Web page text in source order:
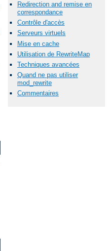
Redirection and remise en
correspondance
Contrôle d'accès
Serveurs virtuels
Mise en cache
Utilisation de RewriteMap
Techniques avancées
Quand ne pas utiliser
mod_rewrite
Commentaires